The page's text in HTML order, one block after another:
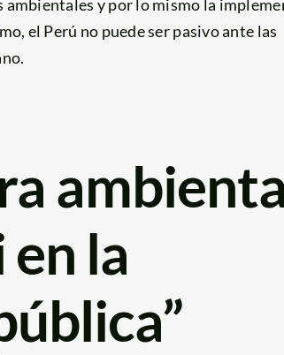
y por lo mismo la
el Perú no puede ser pasivo ante las
la